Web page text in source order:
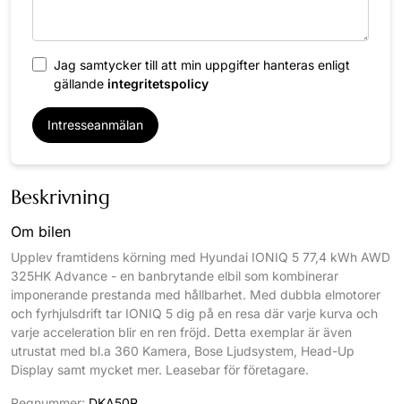
Jag samtycker till att min uppgifter hanteras enligt
gällande integritetspolicy
Intresseanmälan
Beskrivning
Om bilen
Upplev framtidens körning med Hyundai IONIQ 5 77,4 kWh AWD
325HK Advance - en banbrytande elbil som kombinerar
imponerande prestanda med hållbarhet. Med dubbla elmotorer
och fyrhjulsdrift tar IONIQ 5 dig på en resa där varje kurva och
varje acceleration blir en ren fröjd. Detta exemplar är även
utrustat med bl.a 360 Kamera, Bose Ljudsystem, Head-Up
Display samt mycket mer. Leasebar för företagare.